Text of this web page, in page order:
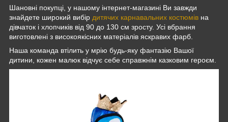
Шановні покупці, у нашому інтернет-магазині Ви завжди
знайдете широкий вибір дитячих карнавальних костюмів на
дівчаток і хлопчиків від 90 до 130 см зросту. Усі вбрання
виготовлені з високоякісних матеріалів яскравих фарб.
Наша команда втілить у мрію будь-яку фантазію Вашої
дитини, кожен малюк відчує себе справжнім казковим героєм.